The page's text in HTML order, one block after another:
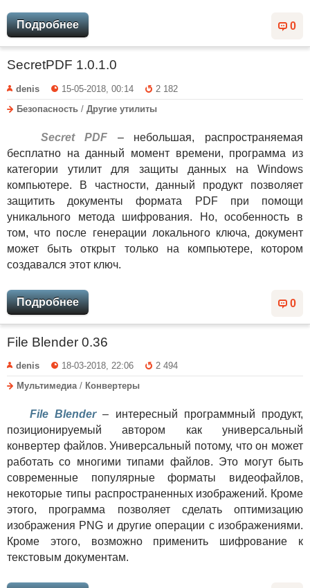
0
Подробнее
SecretPDF 1.0.1.0
denis 15-05-2018, 00:14
2 182
Безопасность / Другие утилиты
Secret PDF – небольшая, распространяемая
бесплатно на данный момент времени, программа из
категории утилит для защиты данных на Windows
компьютере. В частности, данный продукт позволяет
защитить документы формата PDF при помощи
уникального метода шифрования. Но, особенность в
том, что после генерации локального ключа, документ
может быть открыт только на компьютере, котором
создавался этот ключ.
0
Подробнее
File Blender 0.36
denis 18-03-2018, 22:06
2 494
Мультимедиа/ Конвертеры
File Blender– интересный программный продукт,
позиционируемый автором как универсальный
конвертер файлов. Универсальный потому, что он может
работать со многими типами файлов. Это могут быть
современные популярные форматы видеофайлов,
некоторые типы распространенных изображений. Кроме
этого, программа позволяет сделать оптимизацию
изображения PNG и другие операции с изображениями.
Кроме этого, возможно применить шифрование к
текстовым документам.